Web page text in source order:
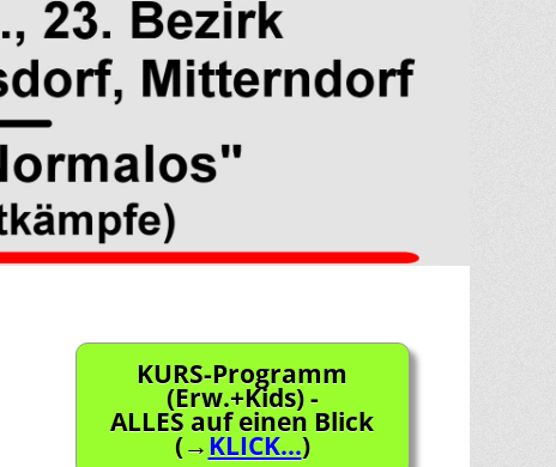
KURS-Programm
(Erw.+Kids) -
ALLES auf einen Blick
(→KLICK...)